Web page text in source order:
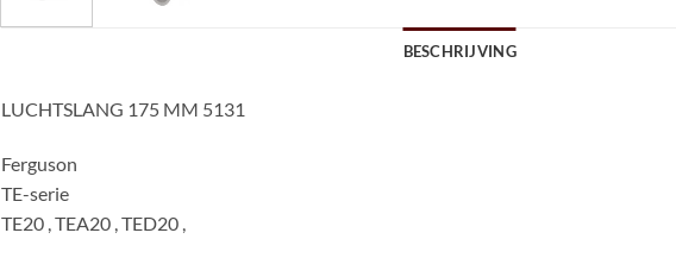
BESCHRIJVING
LUCHTSLANG 175 MM 5131
Ferguson
TE-serie
TE20 , TEA20 , TED20 ,